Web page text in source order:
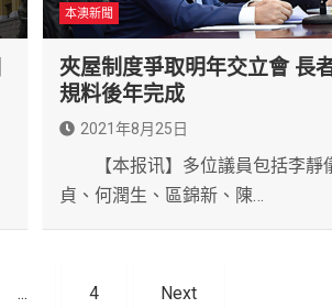
本澳新聞
夾屋制度爭取明年交立會 長
規料後年完成
2021年8月25日
【本报讯】多位議員包括李靜
貞、何潤生、區錦新、陳…
... 4 Next